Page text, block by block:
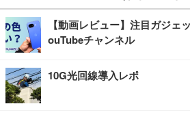
【動画レビュー】注目ガジェ
ouTubeチャンネル
10G光回線導入レポ